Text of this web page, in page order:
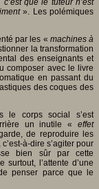
que le tuteur n’est
». Les polémiques
par les « machines à
la transformation
des enseignants et
composer avec le livre
en passant du
des coques des
le corps social s’est
un inutile « effet
de reproduire les
à-dire s’agiter pour
bien sûr par cette
surtout, l’attente d’une
penser parce que le